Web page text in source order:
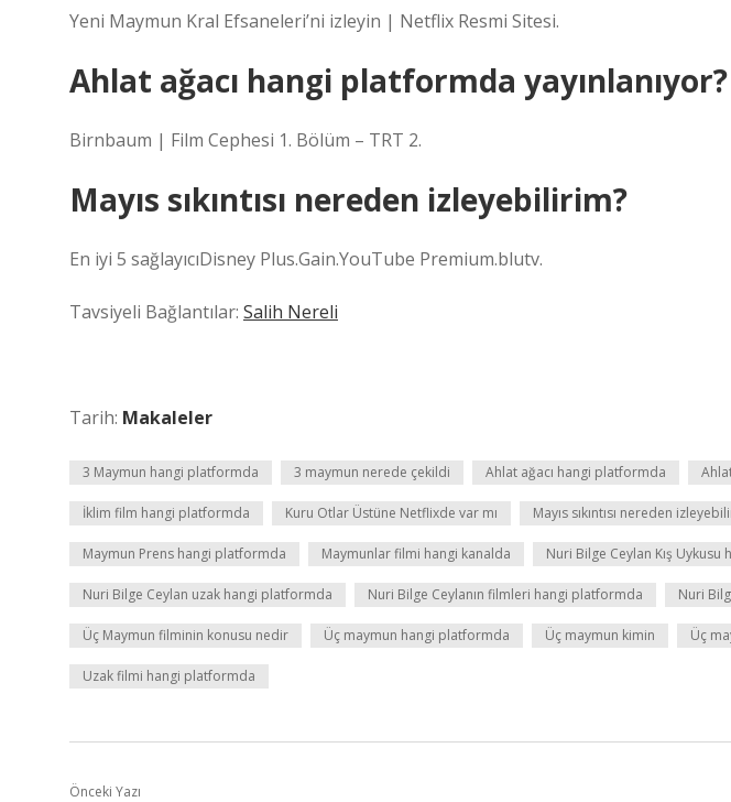
Yeni Maymun Kral Efsaneleri’ni izleyin | Netflix Resmi Sitesi.
Ahlat ağacı hangi platformda yayınlanıyor?
Birnbaum | Film Cephesi 1. Bölüm – TRT 2.
Mayıs sıkıntısı nereden izleyebilirim?
En iyi 5 sağlayıcıDisney Plus.Gain.YouTube Premium.blutv.
Tavsiyeli Bağlantılar: Salih Nereli
Tarih: Makaleler
3 Maymun hangi platformda 3 maymun nerede çekildi Ahlat ağacı hangi platformda
İklim film hangi platformda Kuru Otlar Üstüne Netflixde var mı Mayıs sıkıntısı nereden
Maymun Prens hangi platformda Maymunlar filmi hangi kanalda Nuri Bilge Ceylan Kış
Nuri Bilge Ceylan uzak hangi platformda Nuri Bilge Ceylanın filmleri hangi platformda Nuri
Üç Maymun filminin konusu nedir Üç maymun hangi platformda Üç maymun kimin Üç
Uzak filmi hangi platformda
Önceki Yazı